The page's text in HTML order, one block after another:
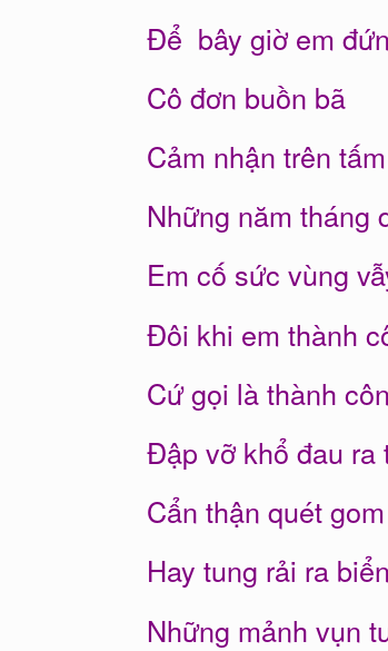
Để bây giờ em
Cô đơn buồn bã
Cảm nhận trên
Những năm tháng
Em cố sức vùng
Đôi khi em thành
Cứ gọi là thành
Đập vỡ khổ đau ra
Cẩn thận quét
Hay tung rải ra
Những mảnh vụn